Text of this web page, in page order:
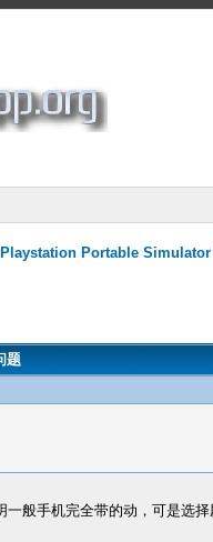
Playstation Portable
题
一般手机完全带的动，可是选